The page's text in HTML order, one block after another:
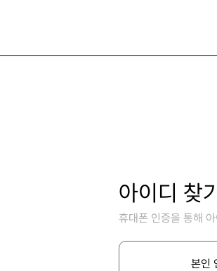
아이디 찾기
휴대폰 인증을 통해
본인